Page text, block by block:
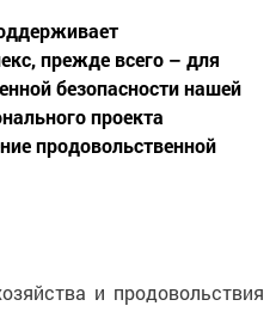
прежде всего – для
безопасности нашей
проекта
продовольственной
и продовольствия